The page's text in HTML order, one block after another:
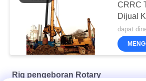
CRRC
Dijual
dapat
Rig pengeboran Rotary